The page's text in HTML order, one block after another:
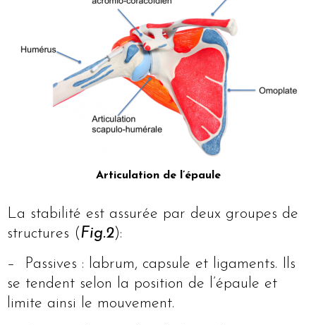
Articulation de l’épaule
La stabilité est assurée par deux groupes de
structures (Fig.2):
– Passives : labrum, capsule et ligaments. Ils
se tendent selon la position de l’épaule et
limite ainsi le mouvement.